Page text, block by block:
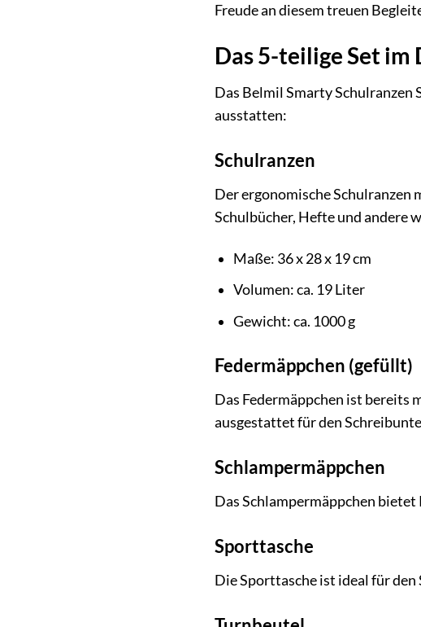
Freude an diesem treuen
Das 5-teilige Set im
Das Belmil Smarty Schulranzen
ausstatten:
Schulranzen
Der ergonomische Schulranzen
Schulbücher, Hefte und andere
Maße: 36 x 28 x 19 cm
Volumen: ca. 19 Liter
Gewicht: ca. 1000 g
Federmäppchen (gefüllt)
Das Federmäppchen ist bereits
ausgestattet für den
Schlampermäppchen
Das Schlampermäppchen
Sporttasche
Die Sporttasche ist ideal für